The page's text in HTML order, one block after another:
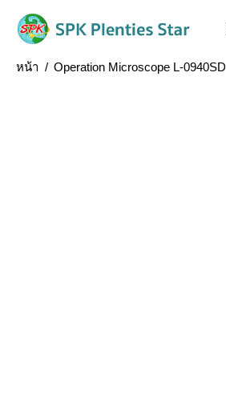
Home
หน้า
Operation Microscope L-0940SD